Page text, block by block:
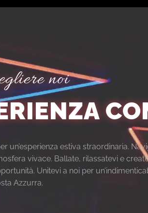
noi
un’esperienza estiva straordinaria.
vivace. Ballate, rilassatevi e
Unitevi a noi per
Azzurra.